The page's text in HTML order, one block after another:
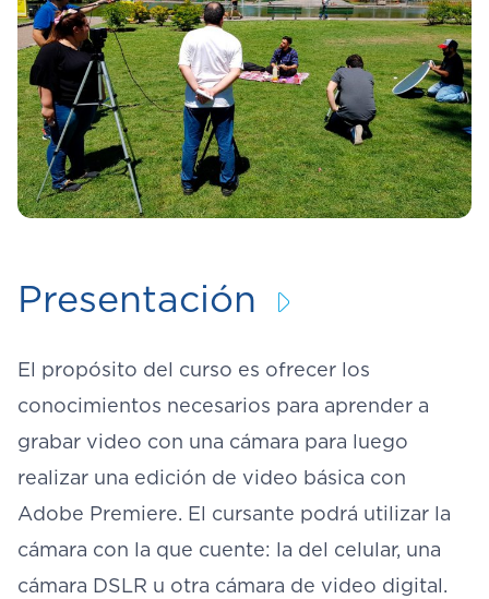
Presentación
El propósito del curso es ofrecer los
conocimientos necesarios para aprender a
grabar video con una cámara para luego
realizar una edición de video básica con
Adobe Premiere. El cursante podrá utilizar la
cámara con la que cuente: la del celular, una
cámara DSLR u otra cámara de video digital.